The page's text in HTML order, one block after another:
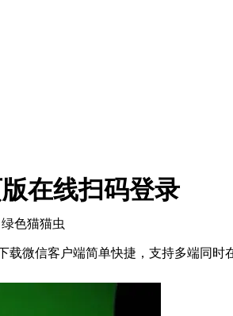
在线扫码登录
色猫猫虫
微信客户端简单快捷，支持多端同时